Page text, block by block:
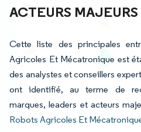
ACTEURS MAJEURS
Cette liste des principales
Agricoles Et Mécatronique est
des analystes et conseillers
ont identifié, au terme de
marques, leaders et acteurs
Robots Agricoles Et